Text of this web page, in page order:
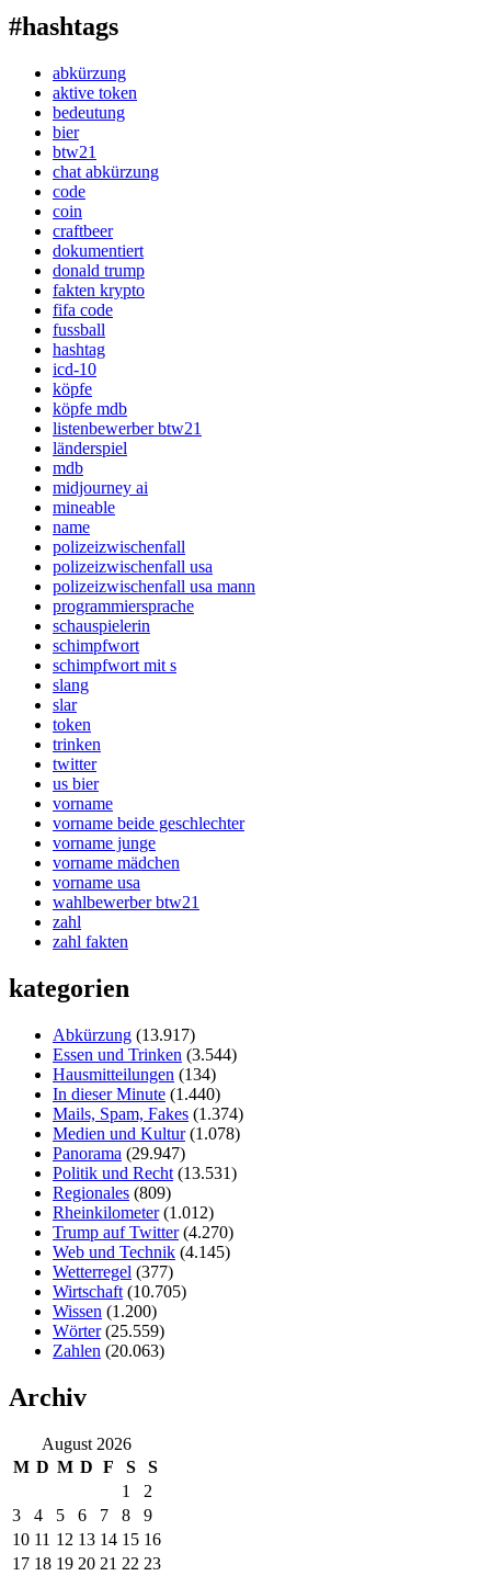
#hashtags
abkürzung
aktive token
bedeutung
bier
btw21
chat abkürzung
code
coin
craftbeer
dokumentiert
donald trump
fakten krypto
fifa code
fussball
hashtag
icd-10
köpfe
köpfe mdb
listenbewerber btw21
länderspiel
mdb
midjourney ai
mineable
name
polizeizwischenfall
polizeizwischenfall usa
polizeizwischenfall usa mann
programmiersprache
schauspielerin
schimpfwort
schimpfwort mit s
slang
slar
token
trinken
twitter
us bier
vorname
vorname beide geschlechter
vorname junge
vorname mädchen
vorname usa
wahlbewerber btw21
zahl
zahl fakten
kategorien
Abkürzung (13.917)
Essen und Trinken (3.544)
Hausmitteilungen (134)
In dieser Minute (1.440)
Mails, Spam, Fakes (1.374)
Medien und Kultur(1.078)
Panorama (29.947)
Politik und Recht (13.531)
Regionales (809)
Rheinkilometer(1.012)
Trump auf Twitter(4.270)
Web und Technik (4.145)
Wetterregel (377)
Wirtschaft (10.705)
Wissen (1.200)
Wörter(25.559)
Zahlen (20.063)
Archiv
August 2026
M D M D F S
S
1
2
3
4 5 6 7 8
9
10 11 12 13 14 15 16
17 18 19 20 21 22 23